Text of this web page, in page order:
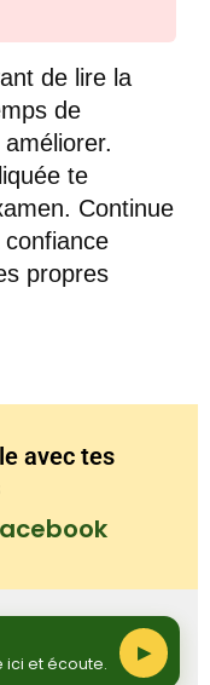
de lire la
de
te
Continue
propres
avec tes
ici et écoute. ▶